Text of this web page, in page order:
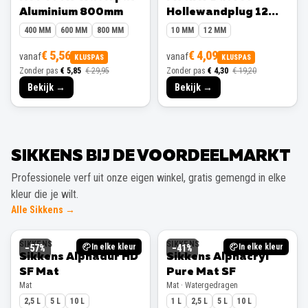
Aluminium 800mm
400 MM 600 MM 800 MM
vanaf€ 5,56 KLUSPAS
Zonder pas € 5,85 € 29,95
Bekijk →
Hollewandplug 12
mm 10 stuks
10 MM 12 MM
vanaf€ 4,09 KLUSPAS
Zonder pas € 4,30 € 19,20
Bekijk →
SIKKENS BIJ DE VOORDEELMARKT
Professionele verf uit onze eigen winkel, gratis gemengd in elke
kleur die je wilt.
Alle Sikkens →
−57% In elke kleur
SIKKENS
Sikkens Alphadur HD
SF Mat
Mat
2,5 L
5 L 10 L
−41% In elke kleur
SIKKENS
Sikkens Alphacryl
Pure Mat SF
Mat · Watergedragen
1 L
2,5 L 5 L 10 L